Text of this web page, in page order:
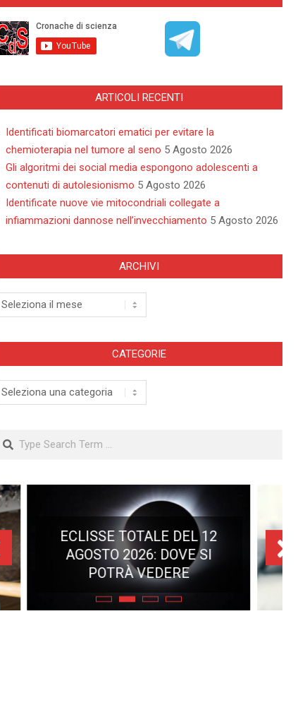
ARTICOLI RECENTI
Identificati biomarcatori ematici per evitare la
chemioterapia nel tumore al seno 5 Agosto 2026
Gli algoritmi dei social media espongono adolescenti a
contenuti di autolesionismo 5 Agosto 2026
Identificate nuove vie mitocondriali collegate a
infiammazioni dannose nell’invecchiamento 5 Agosto 2026
ARCHIVI
Archivi
CATEGORIE
Categorie
Search
ECLISSE TOTALE DEL 12
AGOSTO 2026: DOVE SI
POTRÀ VEDERE